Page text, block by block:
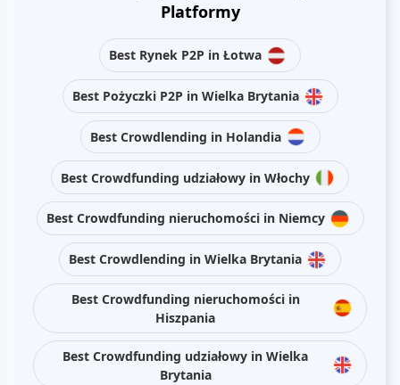
Platformy
Best Rynek P2P in Łotwa
Best Pożyczki P2P in Wielka Brytania
Best Crowdlending in Holandia
Best Crowdfunding udziałowy in Włochy
Best Crowdfunding nieruchomości in Niemcy
Best Crowdlending in Wielka Brytania
Best Crowdfunding nieruchomości in
Hiszpania
Best Crowdfunding udziałowy in Wielka
Brytania